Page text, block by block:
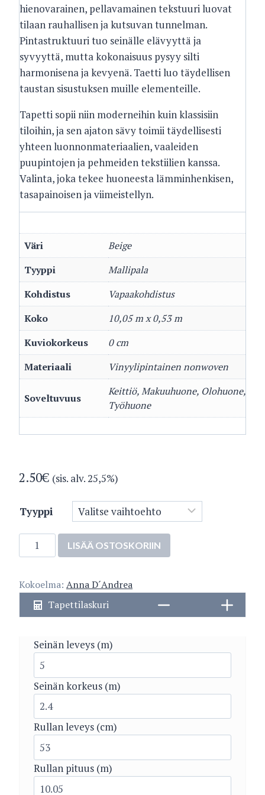
hienovarainen, pellavamainen tekstuuri luovat
tilaan rauhallisen ja kutsuvan tunnelman.
Pintastruktuuri tuo seinälle elävyyttä ja
syvyyttä, mutta kokonaisuus pysyy silti
harmonisena ja kevyenä. Taetti luo täydellisen
taustan sisustuksen muille elementeille.
Tapetti sopii niin moderneihin kuin klassisiin
tiloihin, ja sen ajaton sävy toimii täydellisesti
yhteen luonnonmateriaalien, vaaleiden
puupintojen ja pehmeiden tekstiilien kanssa.
Valinta, joka tekee huoneesta lämminhenkisen,
tasapainoisen ja viimeistellyn.
Väri
Beige
Tyyppi
Mallipala
Kohdistus
Vapaakohdistus
Koko
10,05 m x 0,53 m
Kuviokorkeus
0 cm
Materiaali
Vinyylipintainen nonwoven
Soveltuvuus
Keittiö, Makuuhuone, Olohuone,
Työhuone
2.50€ (sis. alv. 25,5%)
Tyyppi
37178-
2
LISÄÄ OSTOSKORIIN
Kokoelma: Anna D´Andrea
Tapettilaskuri
Seinän leveys (m)
Seinän korkeus (m)
Rullan leveys (cm)
Rullan pituus (m)